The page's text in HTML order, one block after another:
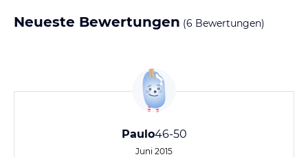
Neueste Bewertungen (6 Bewertungen)
Paulo46-50
Juni 2015